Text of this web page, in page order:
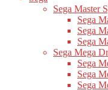
Sega Master
Sega
Sega
Sega
Sega Mega
Sega
Sega
Sega